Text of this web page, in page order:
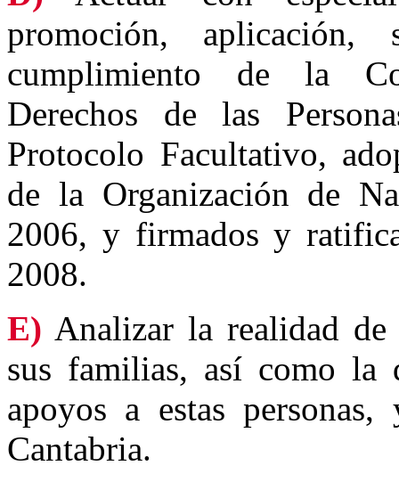
promoción,
cumplimiento de la
Derechos de las
Protocolo Facultativo,
de la Organización de
2006, y firmados y
2008.
E) Analizar la realidad de
sus familias, así como la
apoyos a estas
Cantabria.